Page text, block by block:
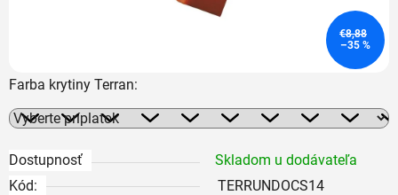
Farba krytiny Terran:
Dostupnosť
Skladom u dodávateľa
Kód:
TERRUNDOCS14
€8,88
–35 %